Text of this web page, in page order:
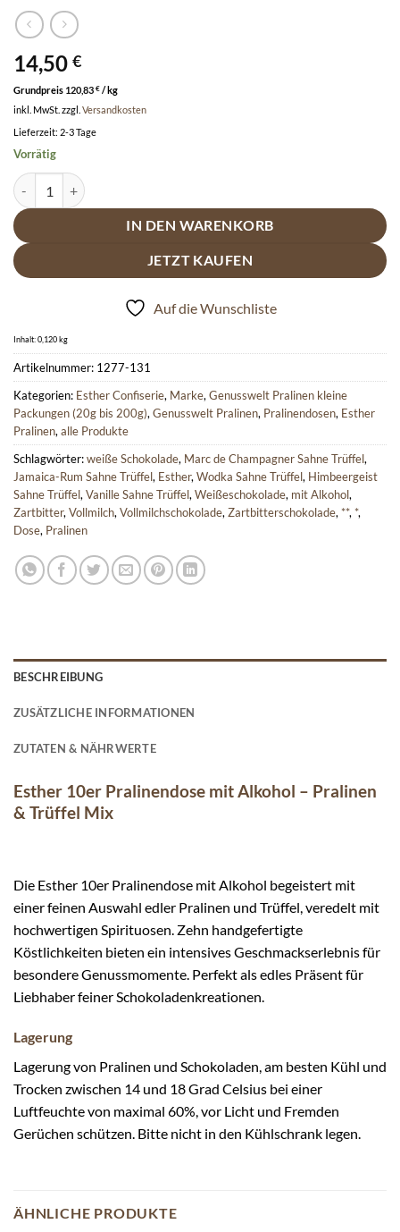
14,50 €
Grundpreis 120,83 € / kg
inkl. MwSt. zzgl. Versandkosten
Lieferzeit: 2-3 Tage
Vorrätig
Esther 10er Pralinendose mit Alkohol - Pralinen & Trüffel Mix Menge
IN DEN WARENKORB
JETZT KAUFEN
Auf die Wunschliste
Inhalt: 0,120kg
Artikelnummer: 1277-131
Kategorien: Esther Confiserie, Marke, Genusswelt Pralinen kleine
Packungen (20g bis 200g), Genusswelt Pralinen, Pralinendosen, Esther
Pralinen, alle Produkte
Schlagwörter:weiße Schokolade, Marc de Champagner Sahne Trüffel,
Jamaica-Rum Sahne Trüffel, Esther, Wodka Sahne Trüffel, Himbeergeist
Sahne Trüffel, Vanille Sahne Trüffel, Weißeschokolade, mit Alkohol,
Zartbitter, Vollmilch, Vollmilchschokolade, Zartbitterschokolade, **, *,
Dose, Pralinen
BESCHREIBUNG
ZUSÄTZLICHE INFORMATIONEN
ZUTATEN & NÄHRWERTE
Esther 10er Pralinendose mit Alkohol – Pralinen
& Trüffel Mix
Die Esther 10er Pralinendose mit Alkohol begeistert mit
einer feinen Auswahl edler Pralinen und Trüffel, veredelt mit
hochwertigen Spirituosen. Zehn handgefertigte
Köstlichkeiten bieten ein intensives Geschmackserlebnis für
besondere Genussmomente. Perfekt als edles Präsent für
Liebhaber feiner Schokoladenkreationen.
Lagerung
Lagerung von Pralinen und Schokoladen, am besten Kühl und
Trocken zwischen 14 und 18 Grad Celsius bei einer
Luftfeuchte von maximal 60%, vor Licht und Fremden
Gerüchen schützen. Bitte nicht in den Kühlschrank legen.
ÄHNLICHE PRODUKTE